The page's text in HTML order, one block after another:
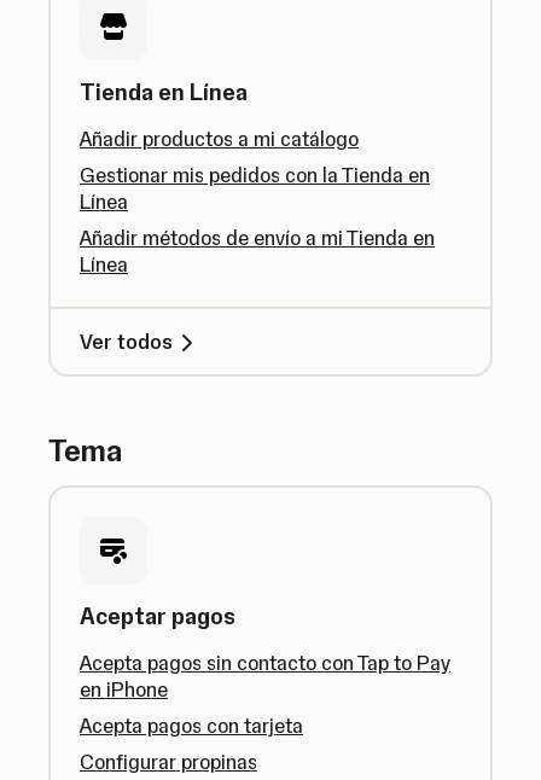
Tienda en Línea
Añadir productos a mi catálogo
Gestionar mis pedidos con la Tienda en
Línea
Añadir métodos de envío a mi Tienda en
Línea
Ver todos
Tema
Aceptar pagos
Acepta pagos sin contacto con Tap to Pay
en iPhone
Acepta pagos con tarjeta
Configurar propinas